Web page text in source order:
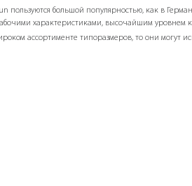
пользуются большой популярностью, как в
характеристиками, высочайшим уровнем
ассортименте типоразмеров, то они могут